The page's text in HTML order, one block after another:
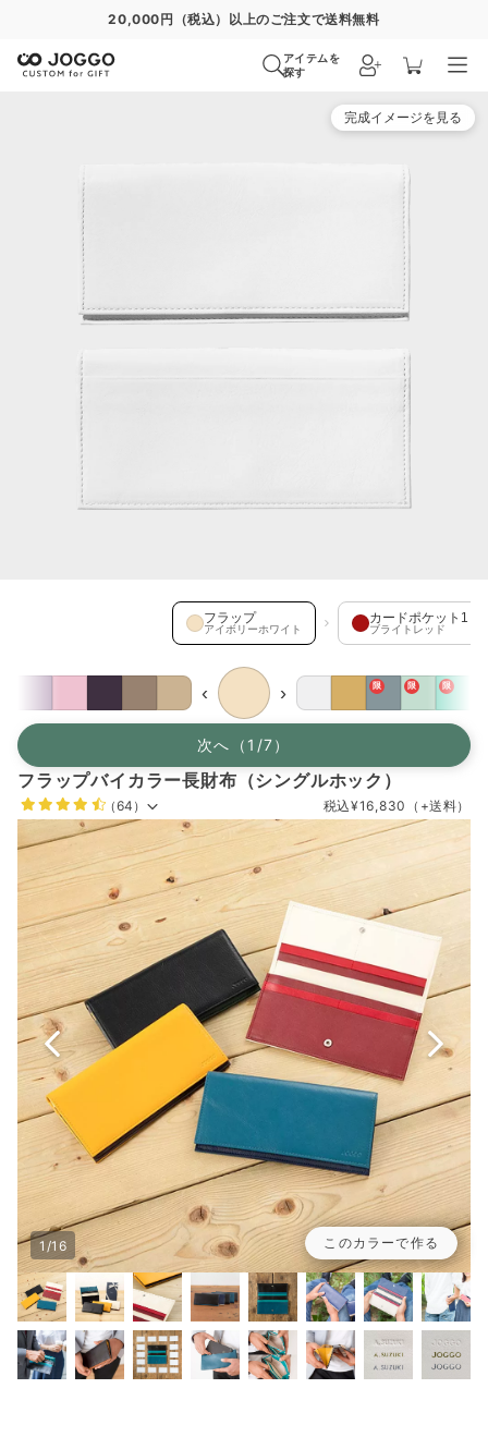
20,000円（税込）以上のご注文で送料無料
アイテムを
探す
完成イメージを見る
フラップ
アイボリーホワイト
カードポケット1
ブライトレッド
限 限 限
‹ ›
フラップバイカラー長財布（シングルホック）
（64） 税込¥16,830 （+送料）
次へ（1/7）
1/16 このカラーで作る